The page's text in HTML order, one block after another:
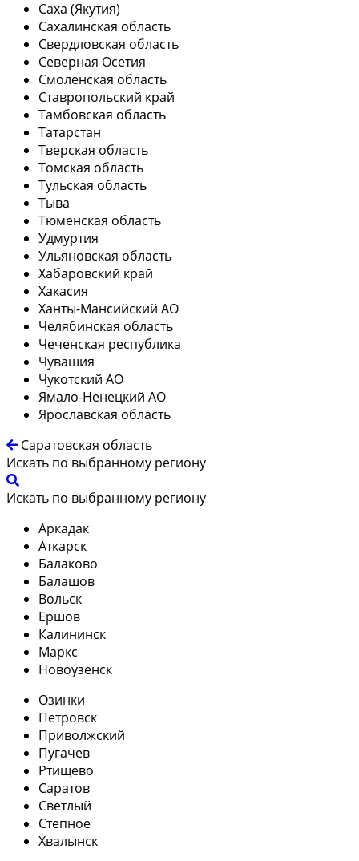
Саха (Якутия)
Сахалинская область
Свердловская область
Северная Осетия
Смоленская область
Ставропольский край
Тамбовская область
Татарстан
Тверская область
Томская область
Тульская область
Тыва
Тюменская область
Удмуртия
Ульяновская область
Хабаровский край
Хакасия
Ханты-Мансийский АО
Челябинская область
Чеченская республика
Чувашия
Чукотский АО
Ямало-Ненецкий АО
Ярославская область
Саратовская область
Искать по выбранному региону
Искать по выбранному региону
Аркадак
Аткарск
Балаково
Балашов
Вольск
Ершов
Калининск
Маркс
Новоузенск
Озинки
Петровск
Приволжский
Пугачев
Ртищево
Саратов
Светлый
Степное
Хвалынск